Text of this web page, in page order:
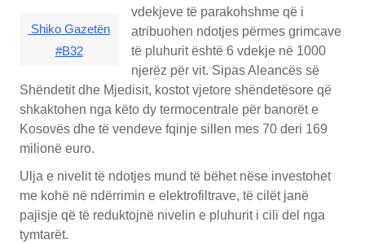
Shiko Gazetën
#B32
vdekjeve të parakohshme që i
atribuohen ndotjes përmes grimcave
të pluhurit është 6 vdekje në 1000
njerëz për vit. Sipas Aleancës së
Shëndetit dhe Mjedisit, kostot vjetore shëndetësore që
shkaktohen nga këto dy termocentrale për banorët e
Kosovës dhe të vendeve fqinje sillen mes 70 deri 169
milionë euro.
Ulja e nivelit të ndotjes mund të bëhet nëse investohet
me kohë në ndërrimin e elektrofiltrave, të cilët janë
pajisje që të reduktojnë nivelin e pluhurit i cili del nga
tymtarët.